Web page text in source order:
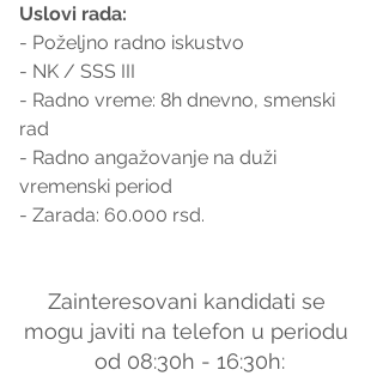
Uslovi rada:
- Poželjno radno iskustvo
- NK / SSS III
- Radno vreme: 8h dnevno, smenski
rad
- Radno angažovanje na duži
vremenski period
- Zarada: 60.000 rsd.
Zainteresovani kandidati se
mogu javiti na telefon u periodu
od 08:30h - 16:30h: